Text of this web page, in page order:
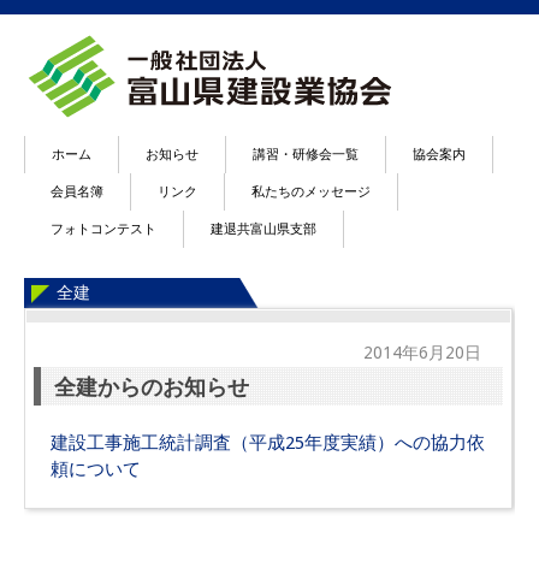
ホーム お知らせ 講習・研修会一覧 協会案内
会員名簿 リンク 私たちのメッセージ
フォトコンテスト 建退共富山県支部
全建
2014年6月20日
全建からのお知らせ
建設工事施工統計調査（平成25年度実績）への協力依
頼について